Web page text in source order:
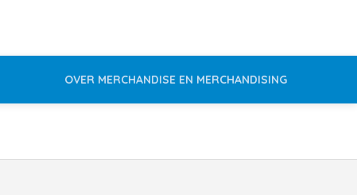
OVER MERCHANDISE EN MERCHANDISING